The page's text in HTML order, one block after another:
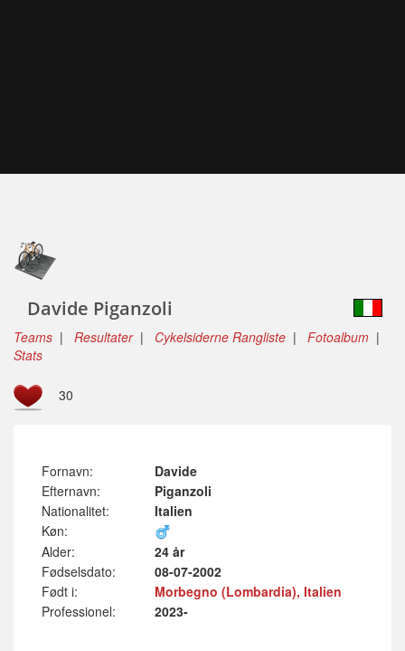
Davide Piganzoli
Teams | Resultater| Cykelsiderne Rangliste | Fotoalbum |
Stats
30
Fornavn:
Davide
Efternavn:
Piganzoli
Nationalitet:
Italien
Køn:
Alder:
24 år
Fødselsdato:
08-07-2002
Født i:
Morbegno (Lombardia), Italien
Professionel:
2023-